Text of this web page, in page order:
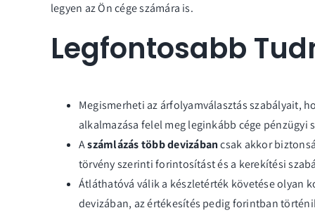
legyen az Ön cége számára is.
Legfontosabb
Megismerheti az árfolyamválasztás szabályait,
alkalmazása felel meg leginkább cége pénzügyi
Aszámlázás több devizábancsak akkor
törvény szerinti forintosítást és a kerekítési
Átláthatóvá válik a készletérték követése olyan
devizában, az értékesítés pedig forintban